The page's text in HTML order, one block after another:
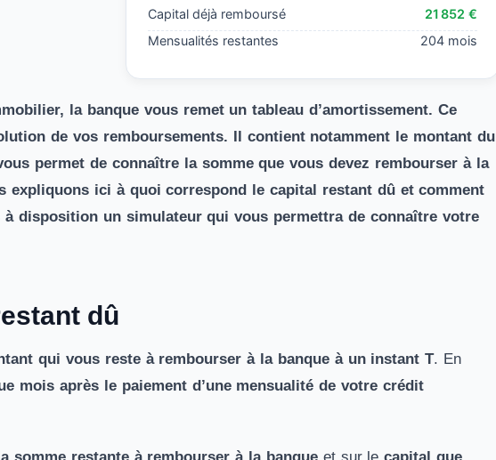
Capital déjà remboursé
21 852 €
Mensualités restantes
204 mois
la banque vous remet un tableau d’amortissement. Ce
de vos remboursements. Il contient notamment le montant du
permet de connaître la somme que vous devez rembourser à la
expliquons ici à quoi correspond le capital restant dû et comment
disposition un simulateur qui vous permettra de connaître votre
dû
qui vous reste à rembourser à la banque à un instant T. En
mois après le paiement d’une mensualité de votre crédit